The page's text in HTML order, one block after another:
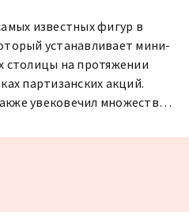
известных фигур в
устанавливает мини-
столицы на протяжении
партизанских акций.
увековечил множество
Откройте для себя мини-
венгерских и зарубежных
в волшебный